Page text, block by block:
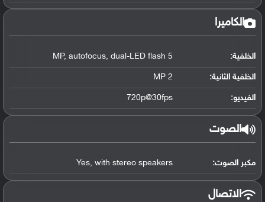
الكاميرا
الخلفية: 5 MP, autofocus, dual-LED flash
الخلفية الثانية: 2 MP
الفيديو: 720p@30fps
الصوت
مكبر الصوت: Yes, with stereo speakers
الاتصال